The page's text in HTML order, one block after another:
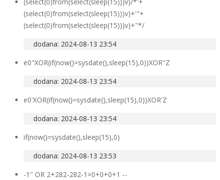
(select(0)from(select(sleep(15)))v)+'"+
(select(0)from(select(sleep(15)))v)+"*/
dodana: 2024-08-13 23:54
e0"XOR(if(now()=sysdate(),sleep(15),0))XOR"Z
dodana: 2024-08-13 23:54
e0'XOR(if(now()=sysdate(),sleep(15),0))XOR'Z
dodana: 2024-08-13 23:54
if(now()=sysdate(),sleep(15),0)
dodana: 2024-08-13 23:53
-1" OR 2+282-282-1=0+0+0+1 --